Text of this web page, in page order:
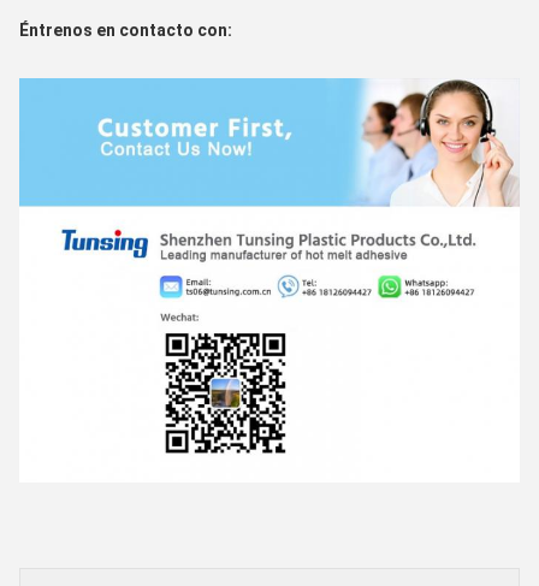
Éntrenos en contacto con: